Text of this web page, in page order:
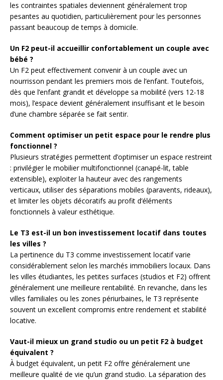
les contraintes spatiales deviennent généralement trop
pesantes au quotidien, particulièrement pour les personnes
passant beaucoup de temps à domicile.
Un F2 peut-il accueillir confortablement un couple avec
bébé ?
Un F2 peut effectivement convenir à un couple avec un
nourrisson pendant les premiers mois de l’enfant. Toutefois,
dès que l’enfant grandit et développe sa mobilité (vers 12-18
mois), l’espace devient généralement insuffisant et le besoin
d’une chambre séparée se fait sentir.
Comment optimiser un petit espace pour le rendre plus
fonctionnel ?
Plusieurs stratégies permettent d’optimiser un espace restreint
: privilégier le mobilier multifonctionnel (canapé-lit, table
extensible), exploiter la hauteur avec des rangements
verticaux, utiliser des séparations mobiles (paravents, rideaux),
et limiter les objets décoratifs au profit d’éléments
fonctionnels à valeur esthétique.
Le T3 est-il un bon investissement locatif dans toutes
les villes ?
La pertinence du T3 comme investissement locatif varie
considérablement selon les marchés immobiliers locaux. Dans
les villes étudiantes, les petites surfaces (studios et F2) offrent
généralement une meilleure rentabilité. En revanche, dans les
villes familiales ou les zones périurbaines, le T3 représente
souvent un excellent compromis entre rendement et stabilité
locative.
Vaut-il mieux un grand studio ou un petit F2 à budget
équivalent ?
À budget équivalent, un petit F2 offre généralement une
meilleure qualité de vie qu’un grand studio. La séparation des